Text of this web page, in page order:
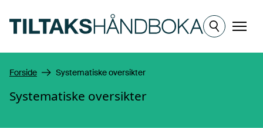
Meny
Forside Systematiske oversikter
Systematiske oversikter